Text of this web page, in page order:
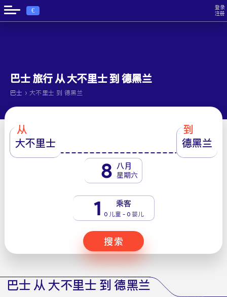
€
登录
注册
巴士 旅行 从 大不里士 到 德黑兰
巴士 › 大不里士 到 德黑兰
从
大不里士
到
德黑兰
8 八月
星期六
1 乘客
0 儿童 - 0 婴儿
搜索
巴士 从 大不里士 到 德黑兰